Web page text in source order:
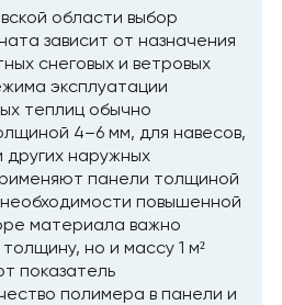
области выбор
зависит от назначения
снеговых и ветровых
эксплуатации
теплиц обычно
4–6 мм, для навесов,
других наружных
панели толщиной
повышенной
материала важно
но и массу 1 м²
показатель
полимера в панели и